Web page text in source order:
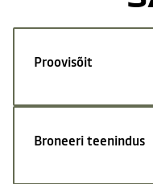
Proovisõit
Broneeri teenindus